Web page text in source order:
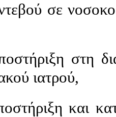
σε
στη
ιατρού,
και